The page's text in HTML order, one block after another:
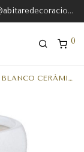
Tiempo entrega 10 dias | Envio Gratis|tienda@abitaredecoracion.com
0
DECORACIÓN 18,50 X 18,50 X 27 CM